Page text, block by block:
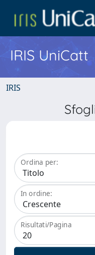
IRIS UniCatt
IRIS
Ordina per:
In ordine:
Risultati/Pagina